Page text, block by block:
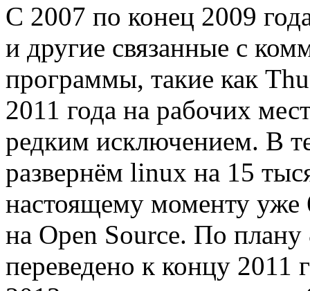
С 2007 по конец 2009
и другие связанные с
программы, такие как
2011 года на рабочих
редким исключением. В
развернём linux на 15
настоящему моменту уже
на Open Source. По
переведено к концу 2011